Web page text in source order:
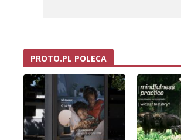
PROTO.PL POLECA